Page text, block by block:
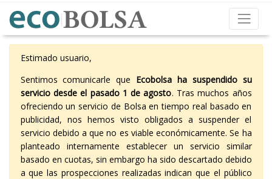
Estimado usuario,
Sentimos comunicarle que Ecobolsa ha suspendido su
servicio desde el pasado 1 de agosto. Tras muchos años
ofreciendo un servicio de Bolsa en tiempo real basado en
publicidad, nos hemos visto obligados a suspender el
servicio debido a que no es viable económicamente. Se ha
planteado internamente establecer un servicio similar
basado en cuotas, sin embargo ha sido descartado debido
a que las prospecciones realizadas indican que el público